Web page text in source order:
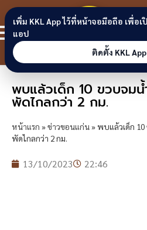
Skip to content
พบแล้วเด็ก 10 ขวบจมน้
พัดไกลกว่า 2 กม.
หน้าแรก »ข่าวขอนแก่น» พบแล้วเด็ก
พัดไกลกว่า 2 กม.
13/10/2023 22:46
เพิ่ม KKL App ไว้ที่หน้าจอมือถือ เพื่อเ
แอป
ติดตั้ง KKL App